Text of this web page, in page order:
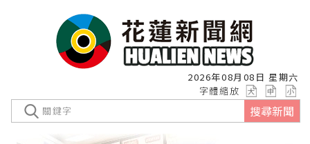
2026年08月08日 星期六
字體縮放
搜尋新聞